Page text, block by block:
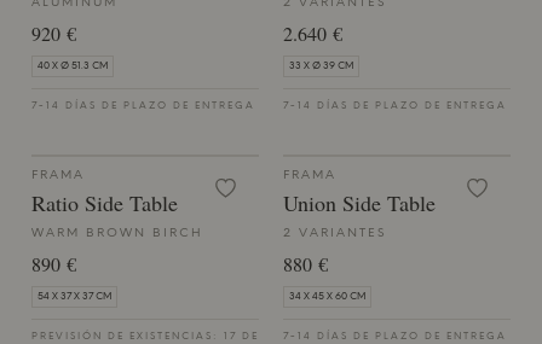
ALUMINUM
920 €
40 X Ø 51.3 CM
7-14 DÍAS DE PLAZO DE ENTREGA
2 VARIANTES
2.640 €
33 X Ø 39 CM
7-14 DÍAS DE PLAZO DE ENTREGA
FRAMA
Ratio Side Table
WARM BROWN BIRCH
890 €
54 X 37 X 37 CM
PREVISIÓN DE EXISTENCIAS: 17 DE
FRAMA
Union Side Table
2 VARIANTES
880 €
34 X 45 X 60 CM
7-14 DÍAS DE PLAZO DE ENTREGA